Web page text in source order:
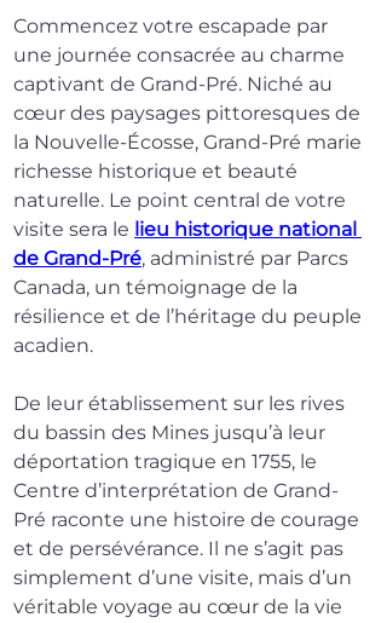
Commencez votre escapade par
une journée consacrée au charme
captivant de Grand-Pré. Niché au
cœur des paysages pittoresques de
la Nouvelle-Écosse, Grand-Pré marie
richesse historique et beauté
naturelle. Le point central de votre
visite sera le lieu historique national
de Grand-Pré, administré par Parcs
Canada, un témoignage de la
résilience et de l’héritage du peuple
acadien.
De leur établissement sur les rives
du bassin des Mines jusqu’à leur
déportation tragique en 1755, le
Centre d’interprétation de Grand-
Pré raconte une histoire de courage
et de persévérance. Il ne s’agit pas
simplement d’une visite, mais d’un
véritable voyage au cœur de la vie